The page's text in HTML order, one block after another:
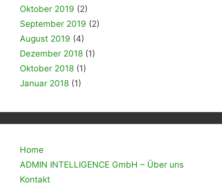
Oktober 2019 (2)
September 2019 (2)
August 2019 (4)
Dezember 2018 (1)
Oktober 2018 (1)
Januar 2018 (1)
Home
ADMIN INTELLIGENCE GmbH – Über uns
Kontakt